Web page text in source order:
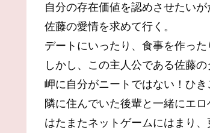
自分の存在価値を認めさせたい
佐藤の愛情を求めて行く。
デートにいったり、食事を作っ
しかし、この主人公である佐藤の
岬に自分がニートではない！ひ
隣に住んでいた後輩と一緒にエ
はたまたネットゲームにはまり